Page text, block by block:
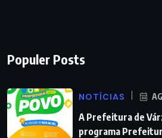
Populer Posts
NOTÍCIAS
A Prefeitura de
programa